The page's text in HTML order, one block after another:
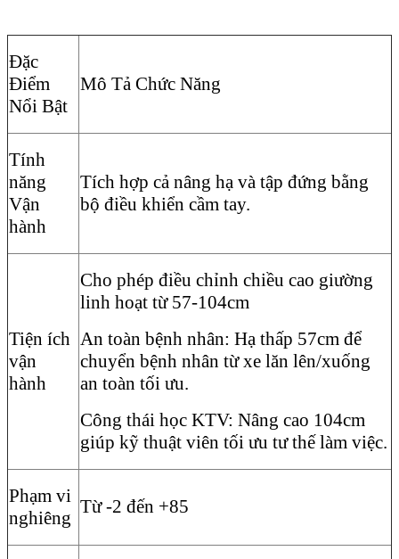
Đặc
Điểm
Nổi Bật
Mô Tả Chức Năng
Tính
năng
Vận
hành
Tích hợp cả nâng hạ và tập đứng bằng
bộ điều khiển cầm tay.
Tiện ích
vận
hành
Cho phép điều chỉnh chiều cao giường
linh hoạt từ 57-104cm
An toàn bệnh nhân: Hạ thấp 57cm để
chuyển bệnh nhân từ xe lăn lên/xuống
an toàn tối ưu.
Công thái học KTV: Nâng cao 104cm
giúp kỹ thuật viên tối ưu tư thế làm việc.
Phạm vi
nghiêng
Từ -2 đến +85